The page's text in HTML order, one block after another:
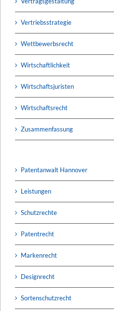
Vertriebsstrategie
Wettbewerbsrecht
Wirtschaftlichkeit
Wirtschaftsjuristen
Wirtschaftsrecht
Zusammenfassung
Patentanwalt Hannover
Leistungen
Schutzrechte
Patentrecht
Markenrecht
Designrecht
Sortenschutzrecht